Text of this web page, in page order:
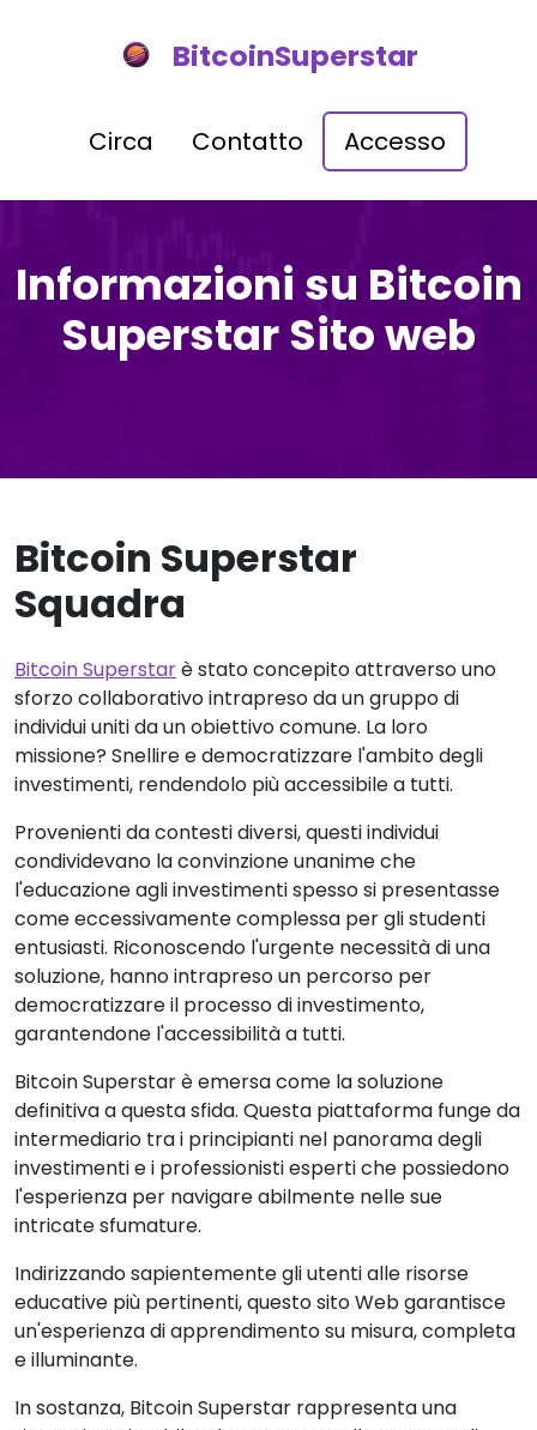
BitcoinSuperstar
Circa Contatto Accesso
Informazioni su Bitcoin
Superstar Sito web
Bitcoin Superstar
Squadra
Bitcoin Superstarè stato concepito attraverso uno
sforzo collaborativo intrapreso da un gruppo di
individui uniti da un obiettivo comune. La loro
missione? Snellire e democratizzare l'ambito degli
investimenti, rendendolo più accessibile a tutti.
Provenienti da contesti diversi, questi individui
condividevano la convinzione unanime che
l'educazione agli investimenti spesso si presentasse
come eccessivamente complessa per gli studenti
entusiasti. Riconoscendo l'urgente necessità di una
soluzione, hanno intrapreso un percorso per
democratizzare il processo di investimento,
garantendone l'accessibilità a tutti.
Bitcoin Superstar è emersa come la soluzione
definitiva a questa sfida. Questa piattaforma funge da
intermediario tra i principianti nel panorama degli
investimenti e i professionisti esperti che possiedono
l'esperienza per navigare abilmente nelle sue
intricate sfumature.
Indirizzando sapientemente gli utenti alle risorse
educative più pertinenti, questo sito Web garantisce
un'esperienza di apprendimento su misura, completa
e illuminante.
In sostanza, Bitcoin Superstar rappresenta una